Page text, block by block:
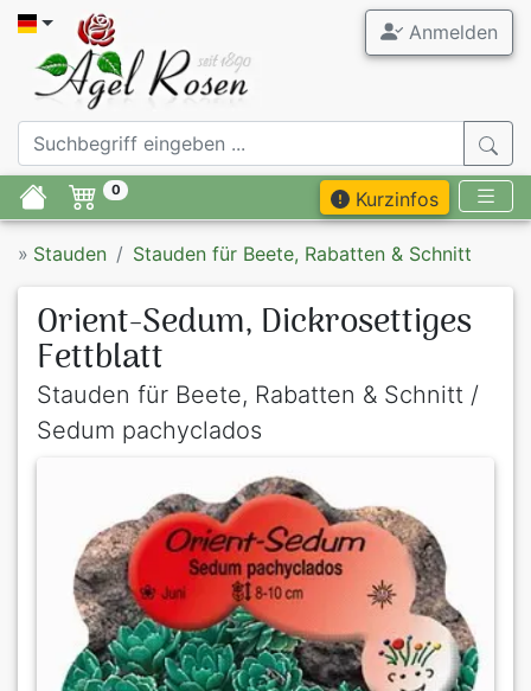
Anmelden
0 Kurzinfos
» Stauden Stauden für Beete, Rabatten & Schnitt
Orient-Sedum, Dickrosettiges
Fettblatt
Stauden für Beete, Rabatten & Schnitt /
Sedum pachyclados